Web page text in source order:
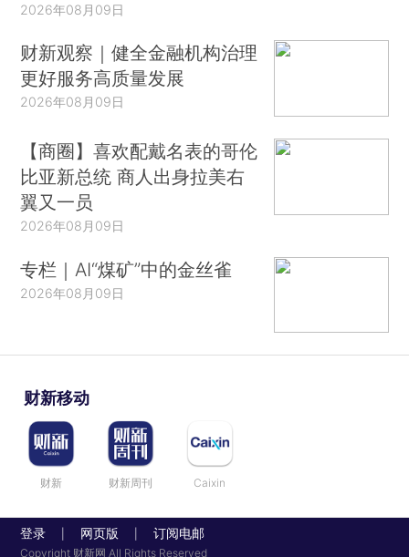
2026年08月09日
财新观察｜健全金融机构治理
更好服务高质量发展
2026年08月09日
【商圈】喜欢配戴名表的哥伦
比亚新总统 商人出身拉美右
翼又一员
2026年08月09日
专栏｜AI“煤矿”中的金丝雀
2026年08月09日
财新移动
财新 财新周刊 Caixin
登录 网页版 订阅电邮
Copyright 财新网 All Rights Reserved